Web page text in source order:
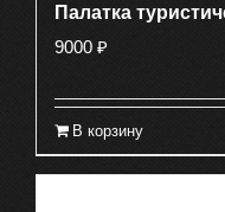
Палатка
9000 ₽
В корзину